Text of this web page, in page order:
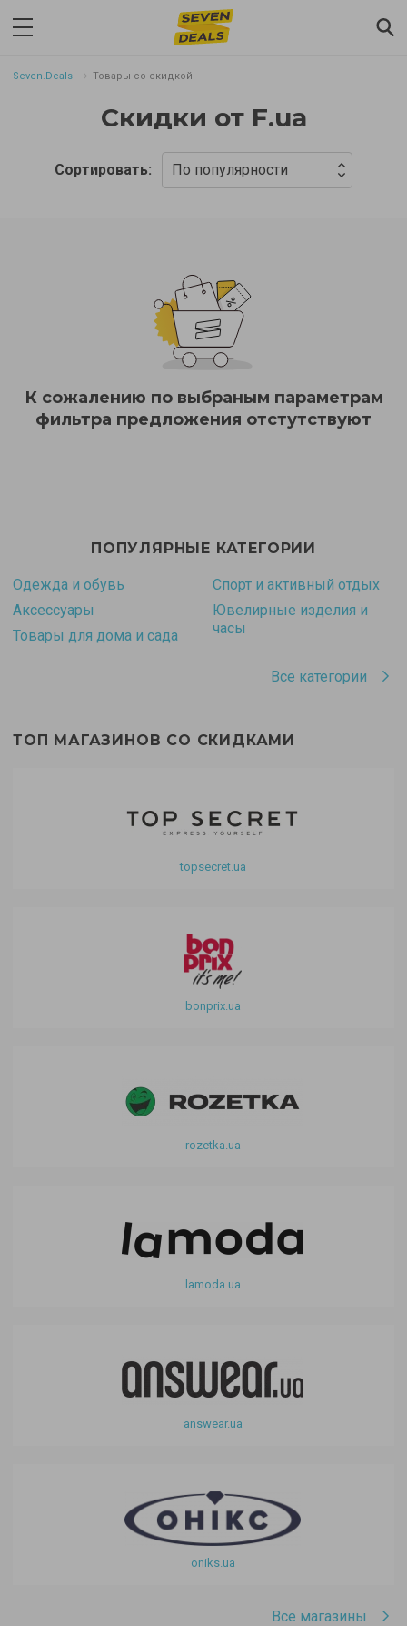
Seven.Deals Товары со скидкой
Скидки от F.ua
Сортировать: По популярности
К сожалению по выбраным параметрам
фильтра предложения отстутствуют
ПОПУЛЯРНЫЕ КАТЕГОРИИ
Одежда и обувь
Аксессуары
Товары для дома и сада
Спорт и активный отдых
Ювелирные изделия и
часы
Все категории
ТОП МАГАЗИНОВ СО СКИДКАМИ
topsecret.ua
bonprix.ua
rozetka.ua
lamoda.ua
answear.ua
oniks.ua
Все магазины